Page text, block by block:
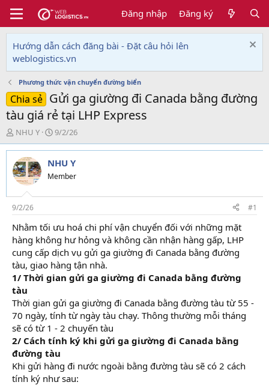
Đăng nhập Đăng ký
Hướng dẫn cách đăng bài - Đặt câu hỏi lên
weblogistics.vn
Phương thức vận chuyển đường biển
Chia sẻ Gửi ga giường đi Canada bằng đường
tàu giá rẻ tại LHP Express
T
h
r
e
a
d
s
t
a
r
t
e
r
NHU Y
N
g
à
y
g
i
9/2/26
NHU Y
Member
9/2/26 #1
Nhằm tối ưu hoá chi phí vận chuyển đối với những mặt
hàng không hư hỏng và không cần nhận hàng gấp, LHP
cung cấp dịch vụ gửi ga giường đi Canada bằng đường
tàu, giao hàng tận nhà.
1/ Thời gian gửi ga giường đi Canada bằng đường
tàu
Thời gian gửi ga giường đi Canada bằng đường tàu từ 55 -
70 ngày, tính từ ngày tàu chạy. Thông thường mỗi tháng
sẽ có từ 1 - 2 chuyến tàu
2/ Cách tính ký khi gửi ga giường đi Canada bằng
đường tàu
Khi gửi hàng đi nước ngoài bằng đường tàu sẽ có 2 cách
tính ký như sau: